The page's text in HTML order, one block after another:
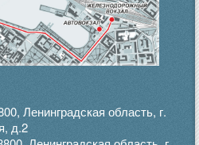
Ленинградская область, г.
д.2